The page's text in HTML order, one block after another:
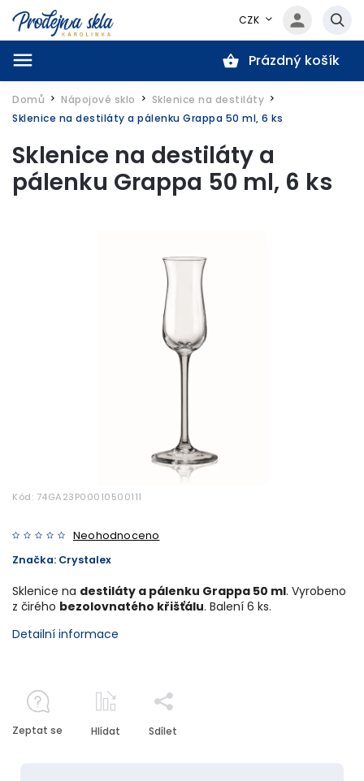
CZK
Prázdný košík
Domů / Nápojové sklo / Sklenice na destiláty /
Sklenice na destiláty a pálenku Grappa 50 ml, 6 ks
Sklenice na destiláty a
pálenku Grappa 50 ml, 6 ks
Kód: 74GA23P00010500111
Neohodnoceno
Značka: Crystalex
Sklenice na destiláty a pálenku Grappa 50 ml. Vyrobeno
z čirého bezolovnatého křišťálu. Balení 6 ks.
Detailní informace
Zeptat se Hlídat Sdílet